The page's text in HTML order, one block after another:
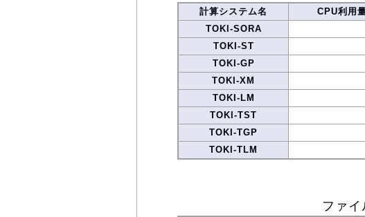
計算システム名 CPU利用
TOKI-SORA
TOKI-ST
TOKI-GP
TOKI-XM
TOKI-LM
TOKI-TST
TOKI-TGP
TOKI-TLM
ファ